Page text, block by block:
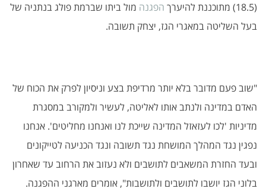
(18.5) מתוכננת להיערך
הפגנה מול ביתו שברמת פולג בנתניה של
בעל השליטה במאגרי הגז, יצחק תשובה.
"שוב פעם מדובר בלא יותר מרדיפת בצע וניסיון לפרק את הכוח של
האדם במדינה ולנתב אותו לאליטה, לעשיר ולמקורב במסגרת
מדיניות 'לכו לעזאזל המדינה שייכת לנו ואנחנו מחליטים'. אנחנו
נפגין נגד המהלך המושחת נגד תשובה ונגד הכניעה לטייקונים
ובעד החזרת המשאבים לתושבים ולא נעזוב את הרחוב עד שאחרון
בלוני הגז יושבו לתושבים ולתושבות", אומרים מארגני ההפגנה.